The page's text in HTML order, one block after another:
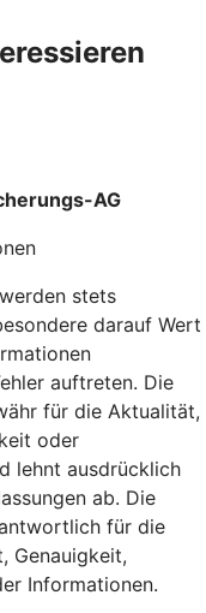
AG
stets
darauf Wert
auftreten. Die
für die Aktualität,
oder
lehnt ausdrücklich
ab. Die
für die
Genauigkeit,
Informationen.